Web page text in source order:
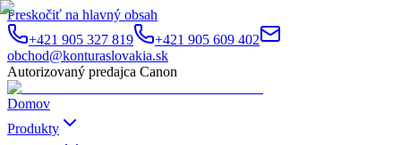
Preskočiť na hlavný obsah
+421 905 327 819
+421 905 609 402
obchod@konturaslovakia.sk
Autorizovaný predajca Canon
Domov
Produkty